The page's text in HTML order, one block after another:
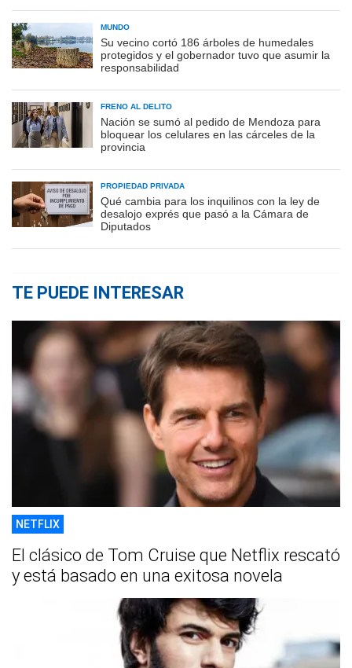
MUNDO
Su vecino cortó 186 árboles de humedales
protegidos y el gobernador tuvo que asumir la
responsabilidad
FRENO AL DELITO
Nación se sumó al pedido de Mendoza para
bloquear los celulares en las cárceles de la
provincia
PROPIEDAD PRIVADA
Qué cambia para los inquilinos con la ley de
desalojo exprés que pasó a la Cámara de
Diputados
TE PUEDE INTERESAR
NETFLIX
El clásico de Tom Cruise que Netflix rescató
y está basado en una exitosa novela